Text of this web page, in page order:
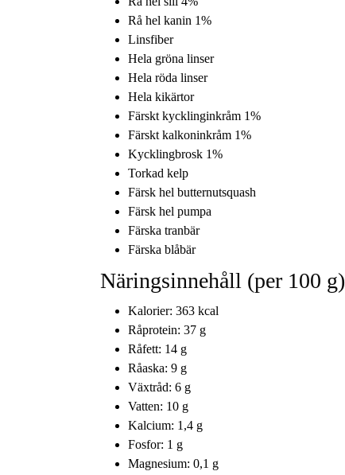
Rå hel kanin 1%
Linsfiber
Hela gröna linser
Hela röda linser
Hela kikärtor
Färskt kycklinginkråm 1%
Färskt kalkoninkråm 1%
Kycklingbrosk 1%
Torkad kelp
Färsk hel butternutsquash
Färsk hel pumpa
Färska tranbär
Färska blåbär
Näringsinnehåll (per 100 g)
Kalorier: 363 kcal
Råprotein: 37 g
Råfett: 14 g
Råaska: 9 g
Växtråd: 6 g
Vatten: 10 g
Kalcium: 1,4 g
Fosfor: 1 g
Magnesium: 0,1 g